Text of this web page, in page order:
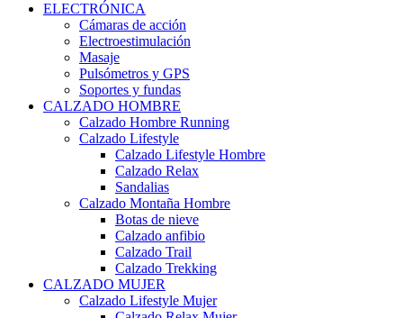
ELECTRÓNICA
Cámaras de acción
Electroestimulación
Masaje
Pulsómetros y GPS
Soportes y fundas
CALZADO HOMBRE
Calzado Hombre Running
Calzado Lifestyle
Calzado Lifestyle Hombre
Calzado Relax
Sandalias
Calzado Montaña Hombre
Botas de nieve
Calzado anfibio
Calzado Trail
Calzado Trekking
CALZADO MUJER
Calzado Lifestyle Mujer